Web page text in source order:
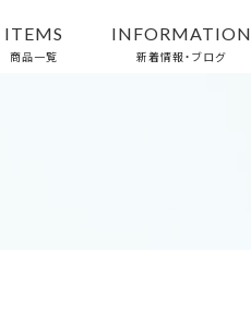
ITEMS
商品一覧
INFORMATION
新着情報・ブログ